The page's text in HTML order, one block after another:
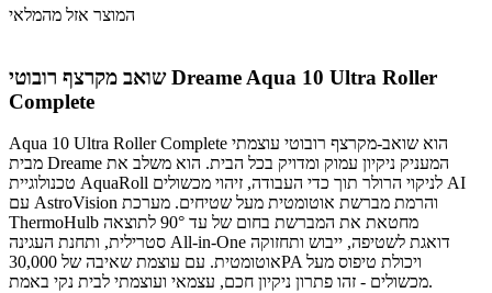
המוצר אזל מהמלאי
שואב מקרצף רובוטי Dreame Aqua 10 Ultra Roller
Complete
Aqua 10 Ultra Roller Complete הוא שואב‑מקרצף רובוטי עוצמתי
מבית Dreame המעניק ניקיון עמוק ומדויק בכל הבית. הוא משלב את
טכנולוגיית AquaRoll לניקוי הרולר תוך כדי העבודה, זיהוי מכשולים AI
עם AstroVision והרמת מברשת אוטומטית מעל שטיחים. מערכת
ThermoHulb מחטאת את המברשת בחום של עד 90° לתוצאה
סטרילית, ותחנת העגינה All‑in‑One דואגת לשטיפה, ייבוש ותחזוקה
אוטומטית. עם עוצמת שאיבה של 30,000PA ויכולת טיפוס מעל
מכשולים - זהו פתרון ניקיון חכם, עצמאי ועוצמתי לבית נקי באמת.